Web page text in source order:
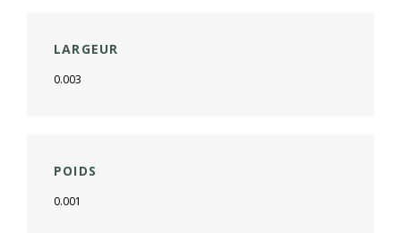
LARGEUR
0.003
POIDS
0.001